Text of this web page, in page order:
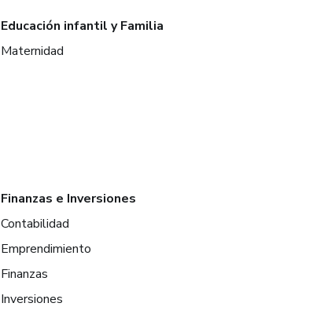
Educación infantil y Familia
Maternidad
Finanzas e Inversiones
Contabilidad
Emprendimiento
Finanzas
Inversiones